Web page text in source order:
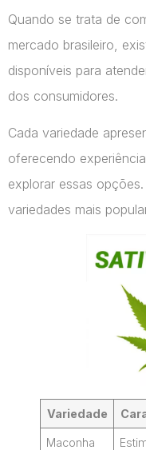
Quando se trata de
mercado brasileiro,
disponíveis para
dos consumidores.
Cada variedade
oferecendo
explorar essas
variedades mais
Variedade
Maconha